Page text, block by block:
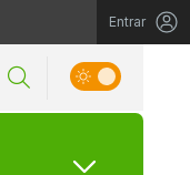
Entrar